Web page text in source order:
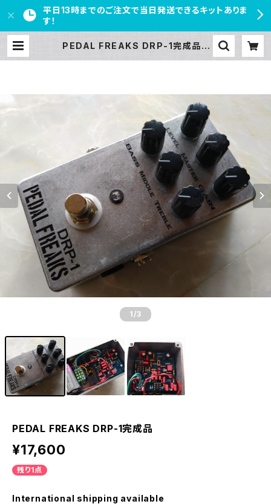
平日13時までのご注文で当日発送できるキットありま
す！
PEDAL FREAKS DRP-1完成品 |
1 /3
PEDAL FREAKS DRP-1完成品
¥17,600
残り1点
International shipping available